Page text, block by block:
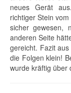
neues Gerät
richtiger Stein
sicher gewesen,
anderen Seite
gereicht. Fazit
die Folgen klein!
wurde kräftig